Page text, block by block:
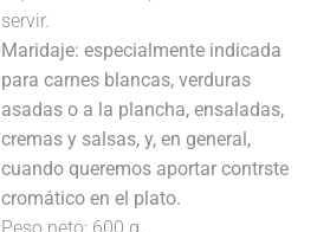
servir.
Maridaje: especialmente indicada
para carnes blancas, verduras
asadas o a la plancha, ensaladas,
cremas y salsas, y, en general,
cuando queremos aportar contrste
cromático en el plato.